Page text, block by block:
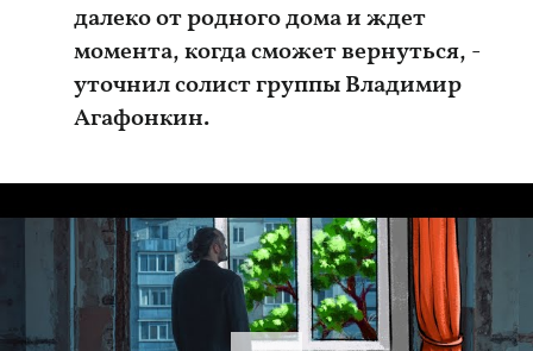
далеко от родного дома и ждет
момента, когда сможет вернуться, -
уточнил солист группы Владимир
Агафонкин.